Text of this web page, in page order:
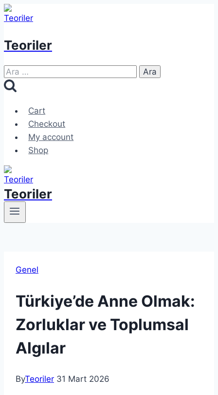
Skip
to
Teoriler
Arama:
Cart
Checkout
My account
Shop
Teoriler
Genel
Türkiye’de Anne Olmak:
Zorluklar ve Toplumsal
Algılar
ByTeoriler 31 Mart 2026